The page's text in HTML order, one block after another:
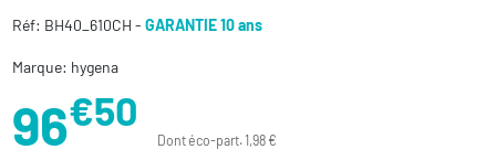
Réf: BH40_610CH - GARANTIE 10 ans
Marque: hygena
96€50
Dont éco-part. 1,98 €